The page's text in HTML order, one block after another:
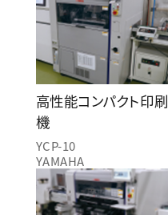
高性能コンパクト印刷
機
YCP-10
YAMAHA